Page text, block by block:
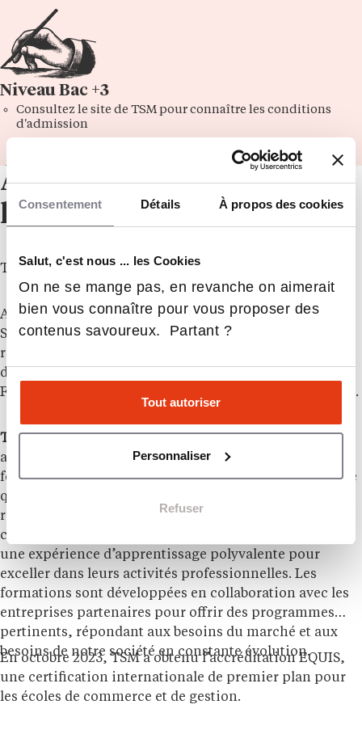
Consentement Détails À propos des cookies
Salut, c'est nous ... les Cookies
On ne se mange pas, en revanche on aimerait
bien vous connaître pour vous proposer des
contenus savoureux. Partant ?
Tout autoriser
Personnaliser
Refuser
Niveau Bac +3
Consultez le site de TSM pour connaître les conditions
d'admission
À propos de
l’établissement
TSM, une école publique d’excellence en Gestion.
Au sein de l’Université Toulouse Capitole, Toulouse
School of Management (TSM) forme des managers
responsables, entreprenants et ouverts sur le monde,
dans les domaines suivants : Comptabilité-Contrôle,
Finance, Ressources Humaines, Marketing et Stratégie.
TSMse distingue par son excellence académique
accessible au prix du service public. L’offre de
formations est axée sur l’enseignement public de haute
qualité et l’internationalisation des étudiants. La
recherche et l’innovation pédagogique sont placées au
cœur des enseignements garantissant aux étudiants
une expérience d’apprentissage polyvalente pour
exceller dans leurs activités professionnelles. Les
formations sont développées en collaboration avec les
entreprises partenaires pour offrir des programmes
pertinents, répondant aux besoins du marché et aux
besoins de notre société en constante évolution.
En octobre 2023, TSM a obtenu l’accréditation EQUIS,
une certification internationale de premier plan pour
les écoles de commerce et de gestion.